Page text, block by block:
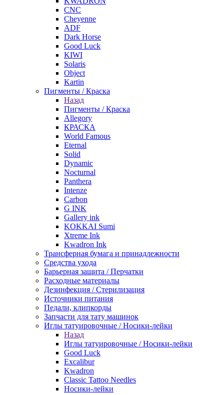
CNC
Cheyenne
ADF
Dark Horse
Good Luck
KIWI
Solaris
Object
Kartin
Пигменты / Краска
Назад
Пигменты / Краска
Allegory
КРАСКА
World Famous
Eternal
Solid
Dynamic
Nocturnal
Panthera
Intenze
Carbon
G INK
Gallery ink
KOKKAI Sumi
Xtreme Ink
Kwadron Ink
Трансферная бумага и принадлежности
Средства ухода
Барьерная защита / Перчатки
Расходные материалы
Дезинфекция / Стерилизация
Источники питания
Педали, клипкорды
Запчасти для тату машинок
Иглы татуировочные / Носики-лейки
Назад
Иглы татуировочные / Носики-лейки
Good Luck
Excalibur
Kwadron
Classic Tattoo Needles
Носики-лейки